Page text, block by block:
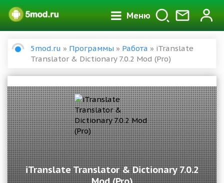
Меню
5mod.ru » Программы » Работа » iTranslate
Translator & Dictionary 7.0.2 Mod (Pro)
iTranslate Translator & Dictionary 7.0.2